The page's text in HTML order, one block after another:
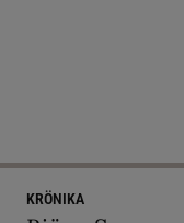
KRÖNIKA